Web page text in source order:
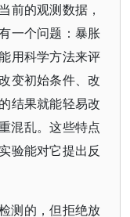
前的观测数据，
一个问题：暴胀
用科学方法来评
变初始条件、改
结果就能轻易改
混乱。这些特点
验能对它提出反
测的，但拒绝放